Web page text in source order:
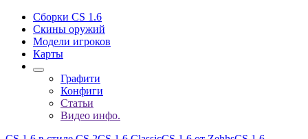
Сборки CS 1.6
Скины оружий
Модели игроков
Карты
Графити
Конфиги
Статьи
Видео инфо.